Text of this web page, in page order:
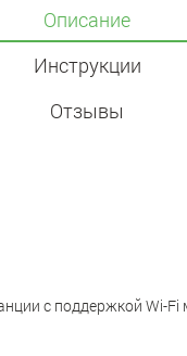
Описание
Инструкции
Отзывы
с поддержкой Wi-Fi